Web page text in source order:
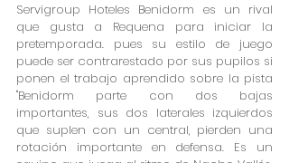
Servigroup Hoteles Benidorm es un rival
que gusta a Requena para iniciar la
pretemporada. pues su estilo de juego
puede ser contrarestado por sus pupilos si
ponen el trabajo aprendido sobre la pista
"Benidorm parte con dos bajas
importantes, sus dos laterales izquierdos
que suplen con un central, pierden una
rotación importante en defensa. Es un